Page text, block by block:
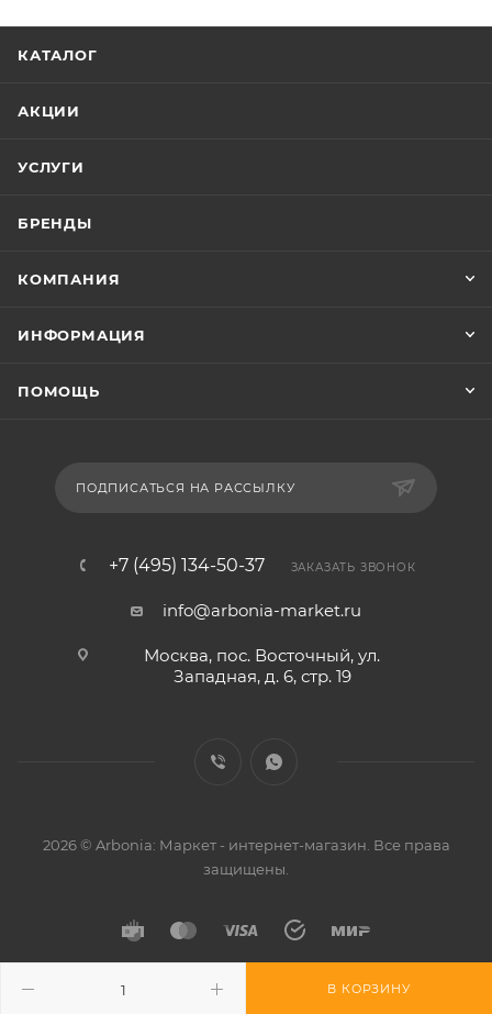
В КОРЗИНУ
КАТАЛОГ
АКЦИИ
УСЛУГИ
БРЕНДЫ
КОМПАНИЯ
ИНФОРМАЦИЯ
ПОМОЩЬ
ПОДПИСАТЬСЯ НА РАССЫЛКУ
+7 (495) 134-50-37 ЗАКАЗАТЬ ЗВОНОК
info@arbonia-market.ru
Москва, пос. Восточный, ул.
Западная, д. 6, стр. 19
2026 © Arbonia: Маркет - интернет-магазин. Все права
защищены.